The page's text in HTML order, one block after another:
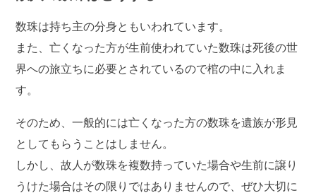
数珠は持ち主の分身ともいわれています。
また、亡くなった方が生前使われていた数珠は死後の世
界への旅立ちに必要とされているので棺の中に入れま
す。
そのため、一般的には亡くなった方の数珠を遺族が形見
としてもらうことはしません。
しかし、故人が数珠を複数持っていた場合や生前に譲り
うけた場合はその限りではありませんので、ぜひ大切に